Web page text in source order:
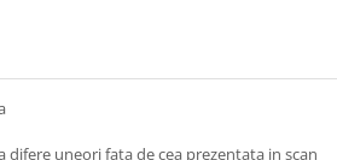
difere uneori fata de cea prezentata in scan